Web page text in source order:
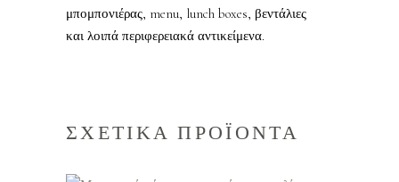
μπομπονιέρας, menu, lunch boxes, βεντάλιες
και λοιπά περιφερειακά αντικείμενα.
ΣΧΕΤΙΚΑ ΠΡΟΪΟΝΤΑ